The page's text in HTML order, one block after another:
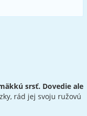
srsť. Dovedie ale
rád jej svoju ružovú